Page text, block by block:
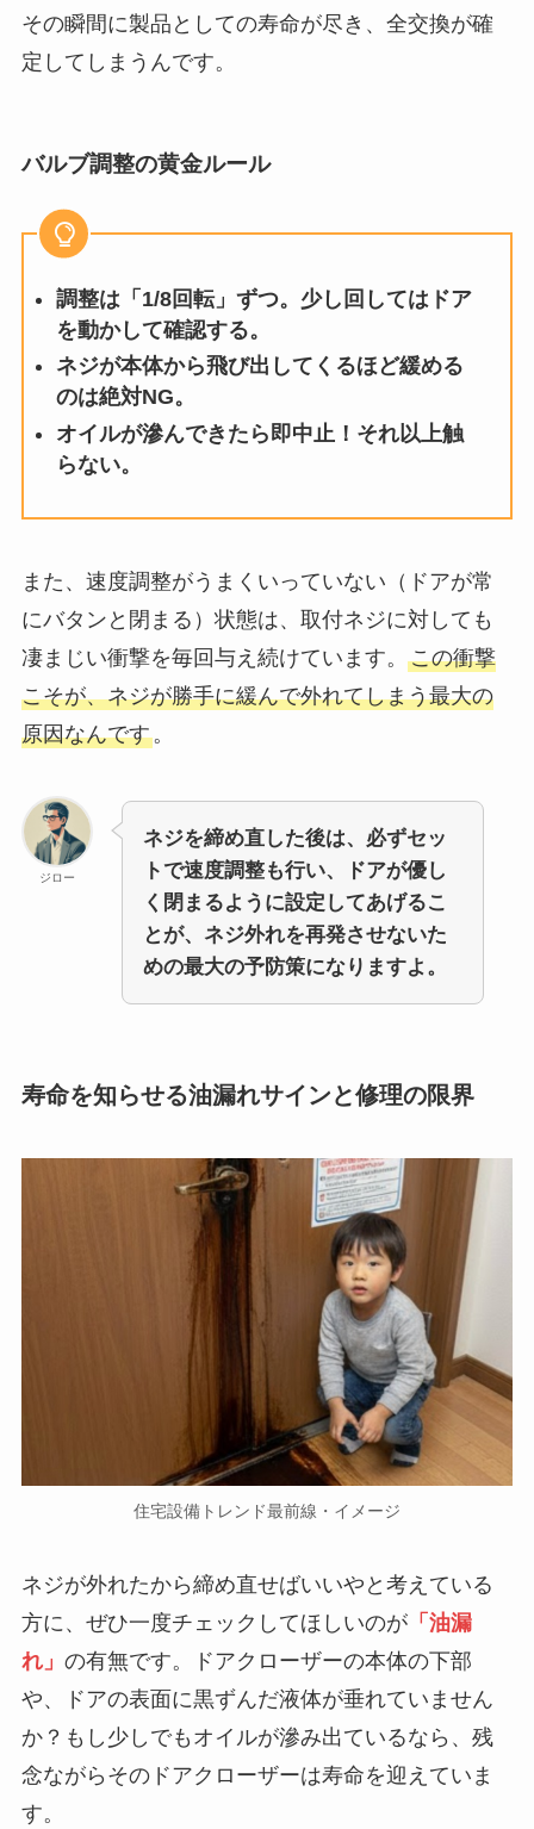
その瞬間に製品としての寿命が尽き、全交換が確
定してしまうんです。
バルブ調整の黄金ルール
調整は「1/8回転」ずつ。少し回してはドア
を動かして確認する。
ネジが本体から飛び出してくるほど緩める
のは絶対NG。
オイルが滲んできたら即中止！それ以上触
らない。
また、速度調整がうまくいっていない（ドアが常
にバタンと閉まる）状態は、取付ネジに対しても
凄まじい衝撃を毎回与え続けています。 この衝撃
こそが、ネジが勝手に緩んで外れてしまう最大の
原因なんです。
ジロー
ネジを締め直した後は、必ずセッ
トで速度調整も行い、ドアが優し
く閉まるように設定してあげるこ
とが、ネジ外れを再発させないた
めの最大の予防策になりますよ。
寿命を知らせる油漏れサインと修理の限界
住宅設備トレンド最前線・イメージ
ネジが外れたから締め直せばいいやと考えている
方に、ぜひ一度チェックしてほしいのが「油漏
れ」 の有無です。ドアクローザーの本体の下部
や、ドアの表面に黒ずんだ液体が垂れていません
か？もし少しでもオイルが滲み出ているなら、残
念ながらそのドアクローザーは寿命を迎えていま
す。